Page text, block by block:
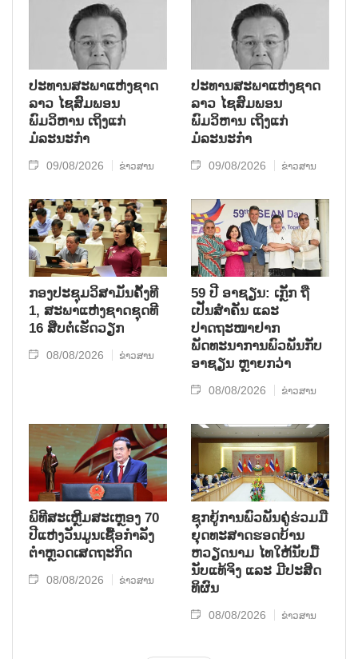
ຮ້າຍແຮງມາເປັນໄລຍະໜຶ່ງ.
ປະທານສະພາແຫ່ງຊາດ
ລາວ ໄຊສົມພອນ
ພົມວິຫານ ເຖິງແກ່
ມໍລະນະກຳ
09/08/2026 ຂ່າວສານ
ປະທານສະພາແຫ່ງຊາດ
ລາວ ໄຊສົມພອນ
ພົມວິຫານ ເຖິງແກ່
ມໍລະນະກຳ
09/08/2026 ຂ່າວສານ
ກອງປະຊຸມວິສາມັນຄັ້ງທີ
1, ສະພາແຫ່ງຊາດຊຸດທີ
16 ສືບຕໍ່ເຮັດວຽກ
08/08/2026 ຂ່າວສານ
59 ປີ ອາຊຽນ: ເກຼັກ ຖື
ເປັນສຳຄັນ ແລະ
ປາດຖະໜາຢາກ
ພັດທະນາການພົວພັນກັບ
ອາຊຽນ ຫຼາຍກວ່າ
08/08/2026 ຂ່າວສານ
ພິທີສະເຫຼີມສະເຫຼອງ 70
ປີແຫ່ງວັນມູນເຊື້ອກຳລັງ
ຕຳຫຼວດເສດຖະກິດ
08/08/2026 ຂ່າວສານ
ຊຸກ​ຍູ້​ການ​ພົວ​ພັນ​ຄູ່​ຮ່ວມ​ມື​
ຍຸດ​ທະ​ສາດ​ຮອດ​ບ້ານ
ຫວຽດ​ນາມ ໄທ​ໃຫ້​ນັບ​ມື້​
ນັບ​ແທ້​ຈິງ ແລະ ມີ​ປະ​ສິດ​
ທິ​ຜົນ
08/08/2026 ຂ່າວສານ